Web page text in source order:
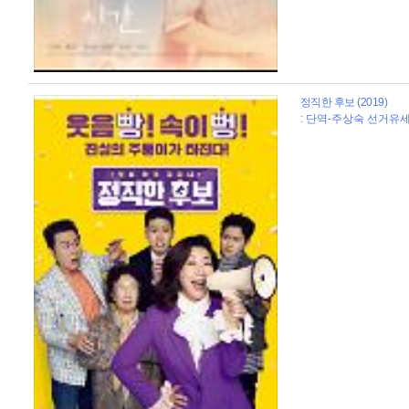
정직한 후보 (2019)
: 단역-주상숙 선거유